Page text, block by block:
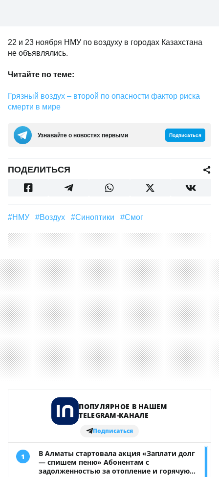
22 и 23 ноября НМУ по воздуху в городах Казахстана
не объявлялись.
Читайте по теме:
Грязный воздух – второй по опасности фактор риска
смерти в мире
Узнавайте о новостях первыми Подписаться
ПОДЕЛИТЬСЯ
#НМУ #Воздух #Синоптики #смог